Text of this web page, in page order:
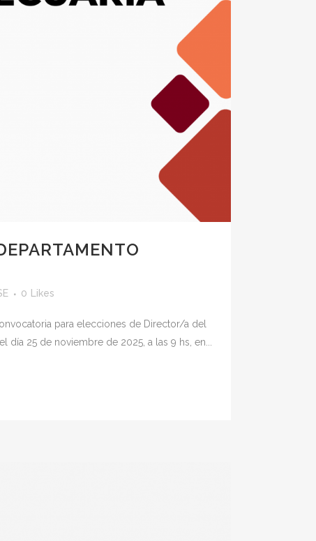
0 Likes
para elecciones de Director/a del
25 de noviembre de 2025, a las 9 hs, en...